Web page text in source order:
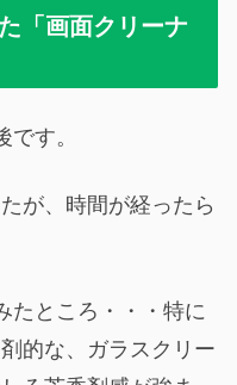
「画面クリーナ
す。
が、時間が経ったら
たところ・・・特に
的な、ガラスクリー